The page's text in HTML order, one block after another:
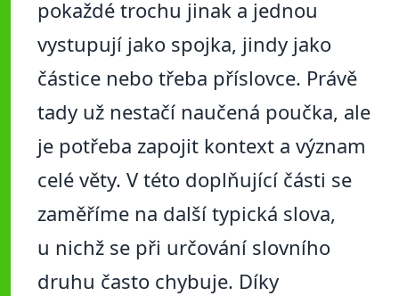
pokaždé trochu jinak a jednou
vystupují jako spojka, jindy jako
částice nebo třeba příslovce. Právě
tady už nestačí naučená poučka, ale
je potřeba zapojit kontext a význam
celé věty. V této doplňující části se
zaměříme na další typická slova,
u nichž se při určování slovního
druhu často chybuje. Díky